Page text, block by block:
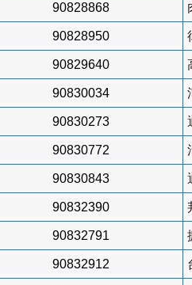
90828868
90828950
90829640
90830034
90830273
90830772
90830843
90832390
90832791
90832912